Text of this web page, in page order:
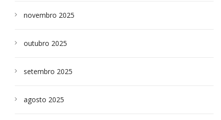
novembro 2025
outubro 2025
setembro 2025
agosto 2025